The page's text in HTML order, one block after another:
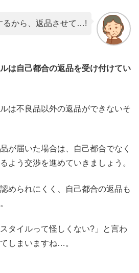
るから、返品させて…!
は自己都合の返品を受け付けてい
は不良品以外の返品ができないそ
が届いた場合は、自己都合でなく
よう交渉を進めていきましょう。
められにくく、自己都合の返品も
タイルって怪しくない?」と言わ
しまいますね…。